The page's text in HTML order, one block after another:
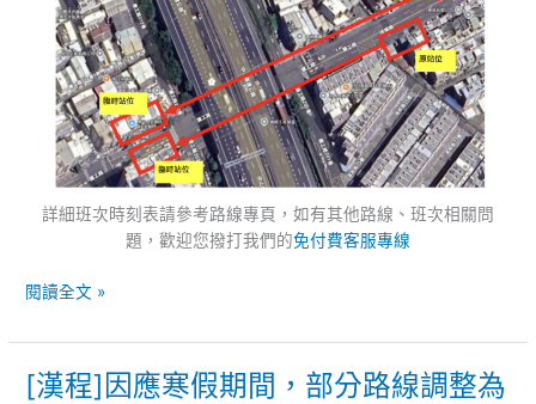
詳細班次時刻表請參考路線專頁，如有其他路線、班次相關問
題，歡迎您撥打我們的免付費客服專線
閱讀全文 »
[漢程]因應寒假期間，部分路線調整為
[漢